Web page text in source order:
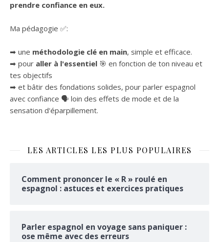
prendre confiance en eux.
Ma pédagogie ✅:
➡ une méthodologie clé en main, simple et efficace.
➡ pour aller à l'essentiel 🎯 en fonction de ton niveau et
tes objectifs
➡ et bâtir des fondations solides, pour parler espagnol
avec confiance 🗣 loin des effets de mode et de la
sensation d'éparpillement.
LES ARTICLES LES PLUS POPULAIRES
Comment prononcer le « R » roulé en
espagnol : astuces et exercices pratiques
Parler espagnol en voyage sans paniquer :
ose même avec des erreurs